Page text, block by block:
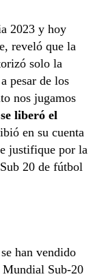
2023 y hoy
reveló que la
solo la
a pesar de los
nos jugamos
liberó el
en su cuenta
justifique por la
20 de fútbol
han vendido
Mundial Sub-20